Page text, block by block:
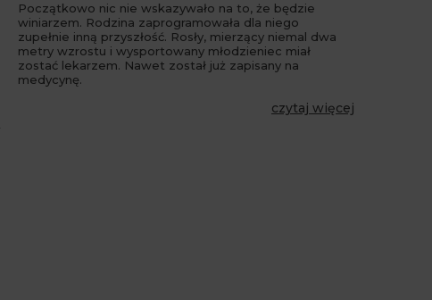
Początkowo nic nie wskazywało na to, że będzie
winiarzem. Rodzina zaprogramowała dla niego
zupełnie inną przyszłość. Rosły, mierzący niemal dwa
metry wzrostu i wysportowany młodzieniec miał
zostać lekarzem. Nawet został już zapisany na
medycynę.
czytaj więcej